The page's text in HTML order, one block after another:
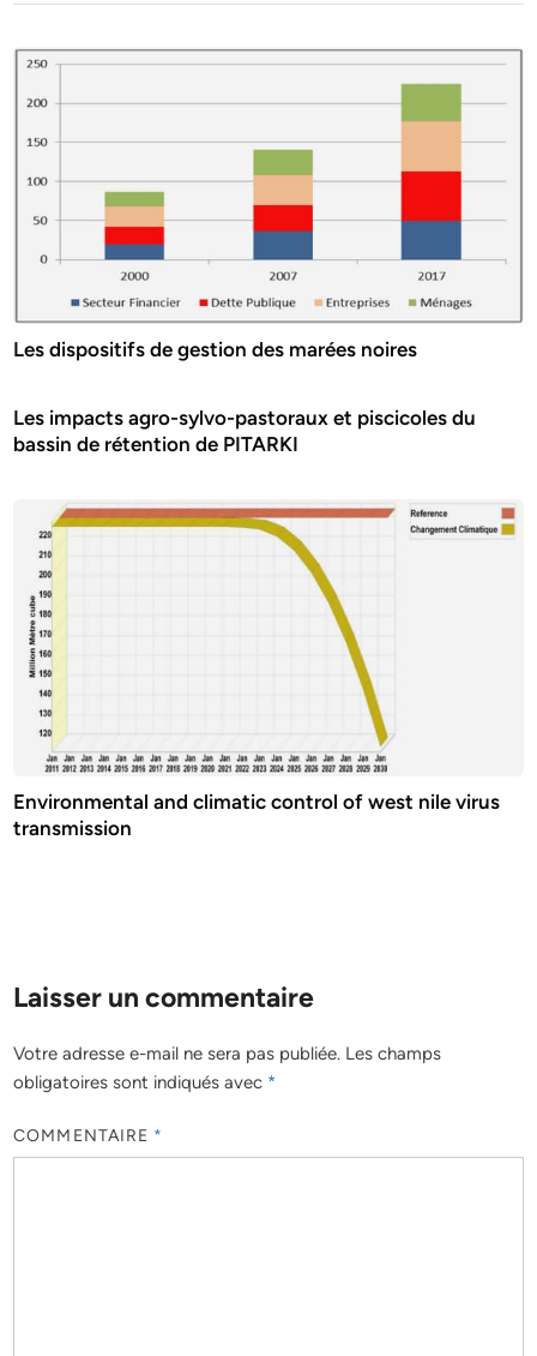
Les dispositifs de gestion des marées noires
Les impacts agro-sylvo-pastoraux et piscicoles du
bassin de rétention de PITARKI
Environmental and climatic control of west nile virus
transmission
Laisser un commentaire
Votre adresse e-mail ne sera pas publiée. Les champs
obligatoires sont indiqués avec *
COMMENTAIRE *